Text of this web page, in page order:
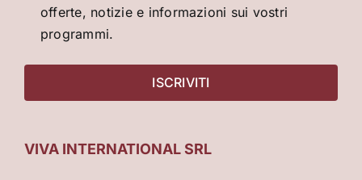
offerte, notizie e informazioni sui vostri
programmi.
VIVA INTERNATIONAL SRL